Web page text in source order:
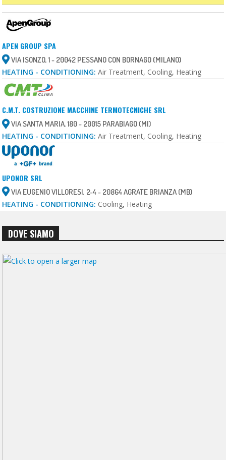
APEN GROUP SPA
VIA ISONZO, 1 - 20042 PESSANO CON BORNAGO (MILANO)
HEATING - CONDITIONING: Air Treatment, Cooling, Heating
C.M.T. COSTRUZIONE MACCHINE TERMOTECNICHE SRL
VIA SANTA MARIA, 180 - 20015 PARABIAGO (MI)
HEATING - CONDITIONING: Air Treatment, Cooling, Heating
UPONOR SRL
VIA EUGENIO VILLORESI, 2-4 - 20864 AGRATE BRIANZA (MB)
HEATING - CONDITIONING: Cooling, Heating
DOVE SIAMO